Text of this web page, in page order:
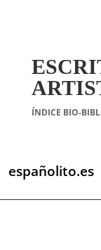
ÍNDICE BIO-
españolito.es